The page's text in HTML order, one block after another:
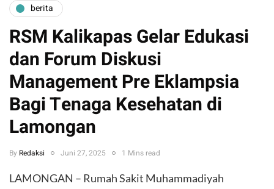
berita
RSM Kalikapas Gelar Edukasi
dan Forum Diskusi
Management Pre Eklampsia
Bagi Tenaga Kesehatan di
Lamongan
By Redaksi Juni 27, 2025 1 Mins read
LAMONGAN – Rumah Sakit Muhammadiyah